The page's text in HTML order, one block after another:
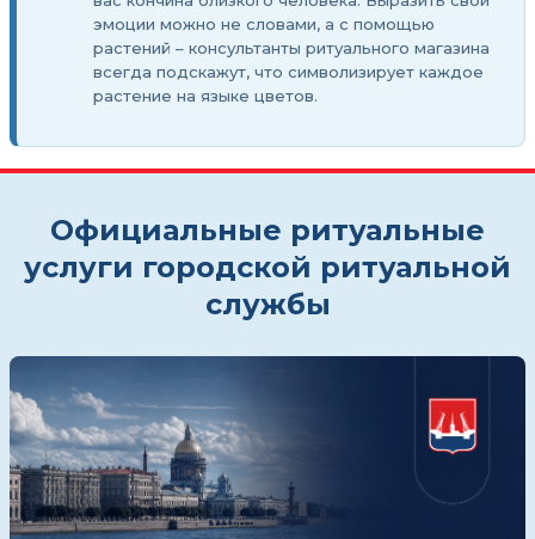
эмоции можно не словами, а с помощью
растений – консультанты ритуального магазина
всегда подскажут, что символизирует каждое
растение на языке цветов.
Официальные ритуальные
услуги городской ритуальной
службы